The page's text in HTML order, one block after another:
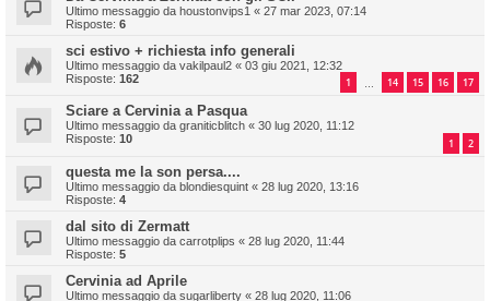
Ultimo messaggio da houstonvips1 « 27 mar 2023, 07:14
Risposte: 6
sci estivo + richiesta info generali
Ultimo messaggio da vakilpaul2 « 03 giu 2021, 12:32
Risposte: 162 1 14 15 16 17
Sciare a Cervinia a Pasqua
Ultimo messaggio da graniticblitch « 30 lug 2020, 11:12
Risposte: 10 1 2
questa me la son persa....
Ultimo messaggio da blondiesquint « 28 lug 2020, 13:16
Risposte: 4
dal sito di Zermatt
Ultimo messaggio da carrotplips « 28 lug 2020, 11:44
Risposte: 5
Cervinia ad Aprile
Ultimo messaggio da sugarliberty « 28 lug 2020, 11:06